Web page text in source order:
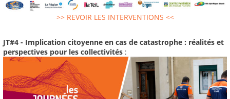
>> REVOIR LES INTERVENTIONS <<
JT#4 - Implication citoyenne en cas de catastrophe : réalités et
perspectives pour les collectivités :